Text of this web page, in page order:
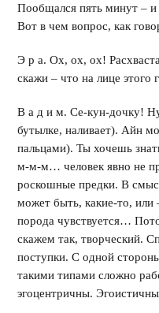
Пообщался пять минут – и
Вот в чем вопрос, как
Э р а. Ох, ох, ох!
скажи – что на лице этого
В а д и м. Се-кун-дочку!
бутылке, наливает). Айн
пальцами). Ты хочешь
м-м-м… человек явно не
роскошные предки. В
может быть, какие-то,
порода чувствуется…
скажем так, творческий.
поступки. С одной
такими типами сложно
эгоцентричны.